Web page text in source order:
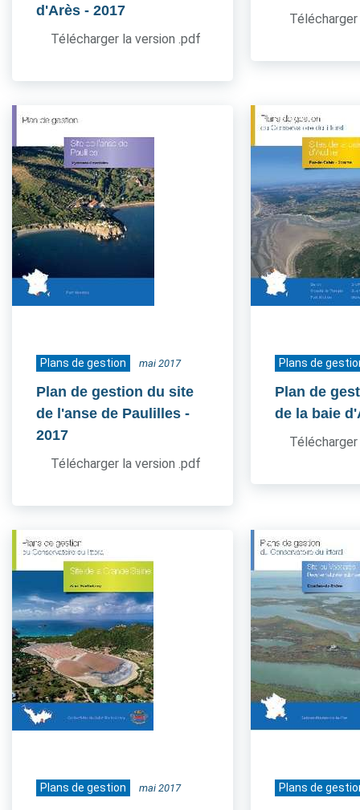
d'Arès - 2017
Télécharger la version .pdf
Plans de gestion mai 2017
Plan de gestion du site
de l'anse de Paulilles -
2017
Télécharger la version .pdf
Plans de
Plan de
de la baie
Plans de gestion mai 2017 Plans de